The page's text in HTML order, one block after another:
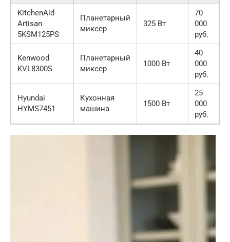
KitchenAid
Artisan
5KSM125PS
Планетарный
миксер
325 Вт
70
000
руб.
Kenwood
KVL8300S
Планетарный
миксер
1000 Вт
40
000
руб.
Hyundai
HYMS7451
Кухонная
машина
1500 Вт
25
000
руб.